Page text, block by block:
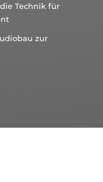
Technik für
zur